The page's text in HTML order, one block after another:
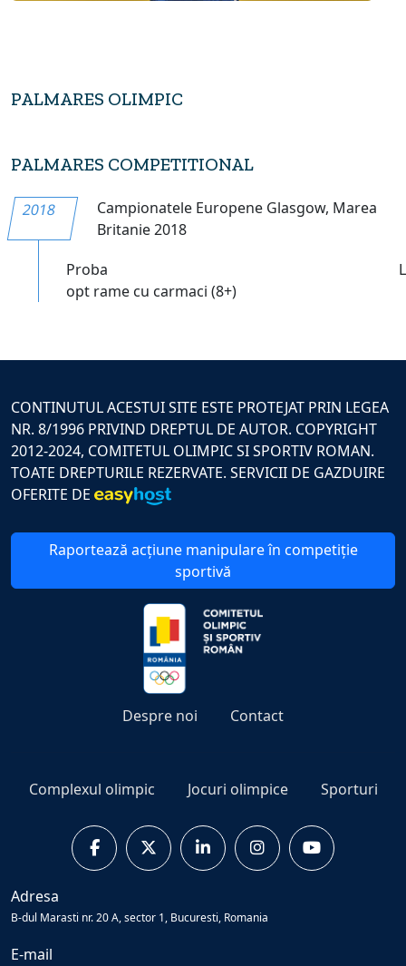
PALMARES OLIMPIC
PALMARES COMPETITIONAL
2018
Campionatele Europene Glasgow, Marea
Britanie 2018
Proba
opt rame cu carmaci (8+)
CONTINUTUL ACESTUI SITE ESTE PROTEJAT PRIN LEGEA
NR. 8/1996 PRIVIND DREPTUL DE AUTOR. COPYRIGHT
2012-2024, COMITETUL OLIMPIC SI SPORTIV ROMAN.
TOATE DREPTURILE REZERVATE. SERVICII DE GAZDUIRE
OFERITE DE
Raportează acțiune manipulare în competiție
sportivă
Despre noi Contact
Complexul olimpic Jocuri olimpice Sporturi
Adresa
B-dul Marasti nr. 20 A, sector 1, Bucuresti, Romania
E-mail